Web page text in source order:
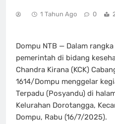
1 Tahun Ago 0
Dompu NTB — Dalam
pemerintah di bidang
Chandra Kirana (KCK)
1614/Dompu menggelar
Terpadu (Posyandu) di
Kelurahan Dorotangga,
Dompu, Rabu (16/7/2025).